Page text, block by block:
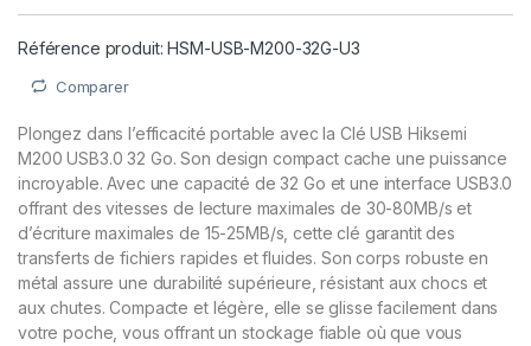
Référence produit: HSM-USB-M200-32G-U3
Comparer
Plongez dans l’efficacité portable avec la Clé USB Hiksemi
M200 USB3.0 32 Go. Son design compact cache une puissance
incroyable. Avec une capacité de 32 Go et une interface USB3.0
offrant des vitesses de lecture maximales de 30-80MB/s et
d’écriture maximales de 15-25MB/s, cette clé garantit des
transferts de fichiers rapides et fluides. Son corps robuste en
métal assure une durabilité supérieure, résistant aux chocs et
aux chutes. Compacte et légère, elle se glisse facilement dans
votre poche, vous offrant un stockage fiable où que vous